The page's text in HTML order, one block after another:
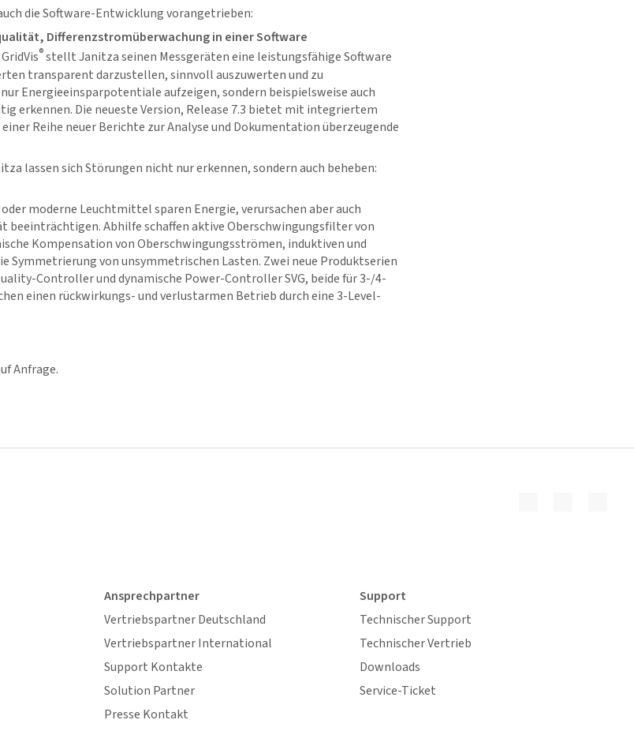
die Software-Entwicklung vorangetrieben:
Differenzstromüberwachung in einer Software
GridVis®stellt Janitza seinen Messgeräten eine leistungsfähige Software
transparent darzustellen, sinnvoll auszuwerten und zu
Energieeinsparpotentiale aufzeigen, sondern beispielsweise auch
erkennen. Die neueste Version, Release 7.3 bietet mit integriertem
Reihe neuer Berichte zur Analyse und Dokumentation überzeugende
lassen sich Störungen nicht nur erkennen, sondern auch beheben:
moderne Leuchtmittel sparen Energie, verursachen aber auch
beeinträchtigen. Abhilfe schaffen aktive Oberschwingungsfilter von
Kompensation von Oberschwingungsströmen, induktiven und
Symmetrierung von unsymmetrischen Lasten. Zwei neue Produktserien
Controller und dynamische Power-Controller SVG, beide für 3-/4-
einen rückwirkungs- und verlustarmen Betrieb durch eine 3-Level-
Anfrage.
Ansprechpartner
Vertriebspartner Deutschland
Vertriebspartner International
Support Kontakte
Solution Partner
Presse Kontakt
Support
Technischer Support
Technischer Vertrieb
Downloads
Service-Ticket